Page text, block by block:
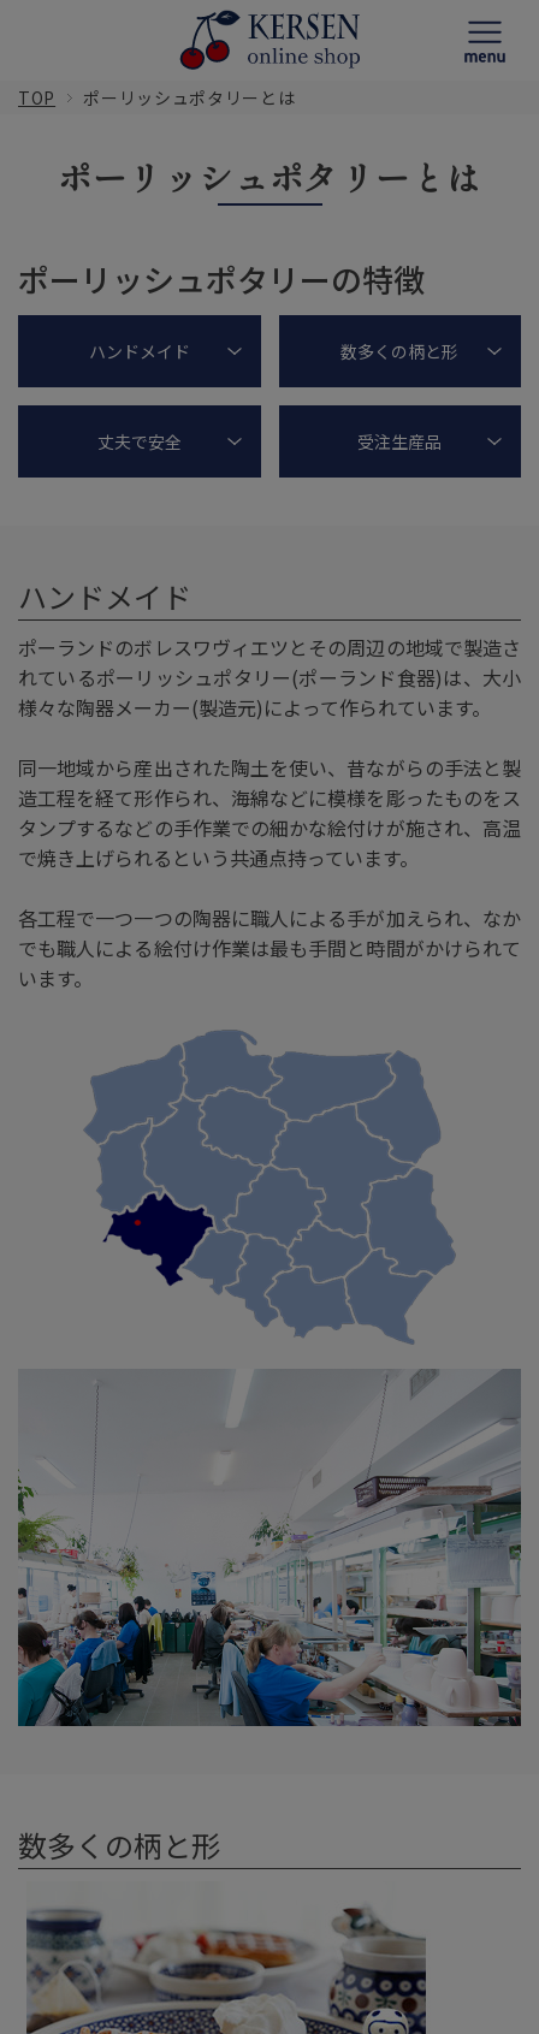
TOP ポーリッシュポタリーとは
ポーリッシュポタリーとは
ポーリッシュポタリーの特徴
ハンドメイド 数多くの柄と形
丈夫で安全 受注生産品
ハンドメイド
ポーランドのボレスワヴィエツとその周辺の地域で製造さ
れているポーリッシュポタリー(ポーランド食器)は、大小
様々な陶器メーカー(製造元)によって作られています。
同一地域から産出された陶土を使い、昔ながらの手法と製
造工程を経て形作られ、海綿などに模様を彫ったものをス
タンプするなどの手作業での細かな絵付けが施され、高温
で焼き上げられるという共通点持っています。
各工程で一つ一つの陶器に職人による手が加えられ、なか
でも職人による絵付け作業は最も手間と時間がかけられて
います。
数多くの柄と形